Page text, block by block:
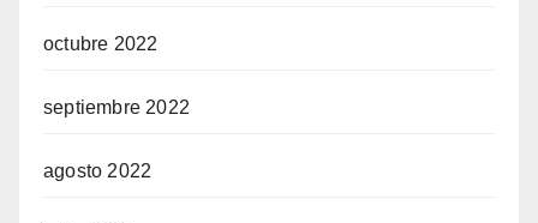
octubre 2022
septiembre 2022
agosto 2022